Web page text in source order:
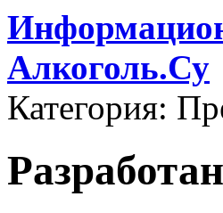
Алкоголь.Су
Категория: